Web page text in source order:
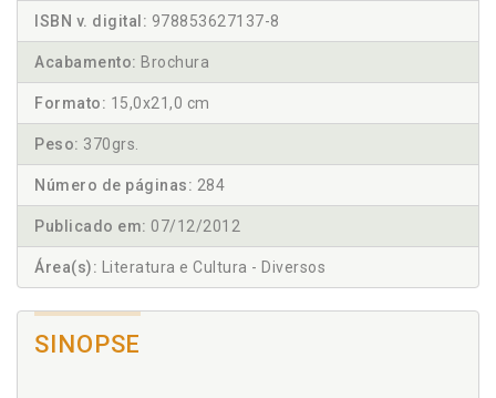
ISBN v. digital: 978853627137-8
Acabamento: Brochura
Formato: 15,0x21,0 cm
Peso: 370grs.
Número de páginas: 284
Publicado em: 07/12/2012
Área(s): Literatura e Cultura - Diversos
SINOPSE